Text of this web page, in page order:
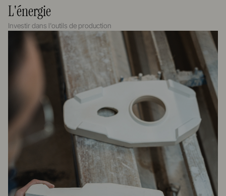
L'énergie
Investir dans l'outils de production